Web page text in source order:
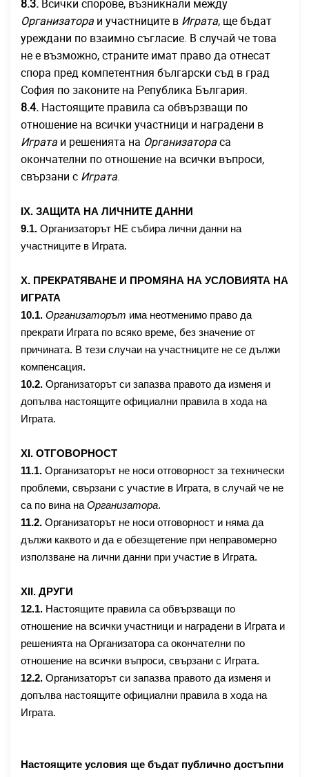
8.3. Всички спорове, възникнали между
Организатора и участниците в Играта, ще бъдат
уреждани по взаимно съгласие. В случай че това
не е възможно, страните имат право да отнесат
спора пред компетентния български съд в град
София по законите на Република България.
8.4. Настоящите правила са обвързващи по
отношение на всички участници и наградени в
Играта и решенията на Организатораса
окончателни по отношение на всички въпроси,
свързани с Играта.
X. ЗАЩИТА НА ЛИЧНИТЕ ДАННИ
9.1. Организаторът НЕ събира лични данни на
участниците в Играта.
X. ПРЕКРАТЯВАНЕ И ПРОМЯНА НА УСЛОВИЯТА НА
ИГРАТА
10.1. Организаторът има неотменимо право да
прекрати Играта по всяко време, без значение от
причината. В тези случаи на участниците не се дължи
компенсация.
10.2. Организаторът си запазва правото да изменя и
допълва настоящите официални правила в хода на
Играта.
XI. ОТГОВОРНОСТ
11.1. Организаторът не носи отговорност за технически
проблеми, свързани с участие в Играта, в случай че не
са по вина на Организатора.
11.2. Организаторът не носи отговорност и няма да
дължи каквото и да е обезщетение при неправомерно
използване на лични данни при участие в Играта.
XII . ДРУГИ
12.1. Настоящите правила са обвързващи по
отношение на всички участници и наградени в Играта и
решенията на Организатора са окончателни по
отношение на всички въпроси, свързани с Играта.
12.2. Организаторът си запазва правото да изменя и
допълва настоящите официални правила в хода на
Играта.
Настоящите условия ще бъдат публично достъпни